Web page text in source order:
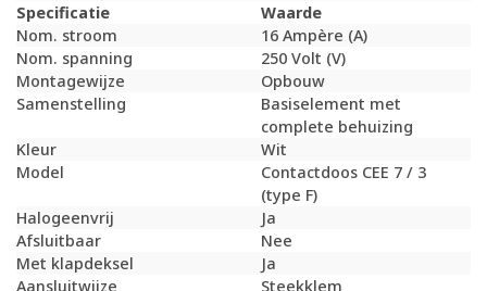
Specificatie
Waarde
Nom. stroom
16 Ampère (A)
Nom. spanning
250 Volt (V)
Montagewijze
Opbouw
Samenstelling
Basiselement met
complete behuizing
Kleur
Wit
Model
Contactdoos CEE 7 / 3
(type F)
Halogeenvrij
Ja
Afsluitbaar
Nee
Met klapdeksel
Ja
Aansluitwijze
Steekklem